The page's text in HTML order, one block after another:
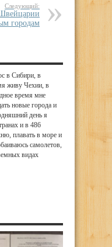
Следующий:
городам
в Сибири, в
живу Чехии, в
время мне
новые города и
день я
и в 486
плавать в море и
самолетов,
видах